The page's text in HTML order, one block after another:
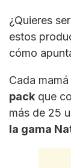
¿Quieres
estos
cómo
Cada
pack que
más de 25
la gama